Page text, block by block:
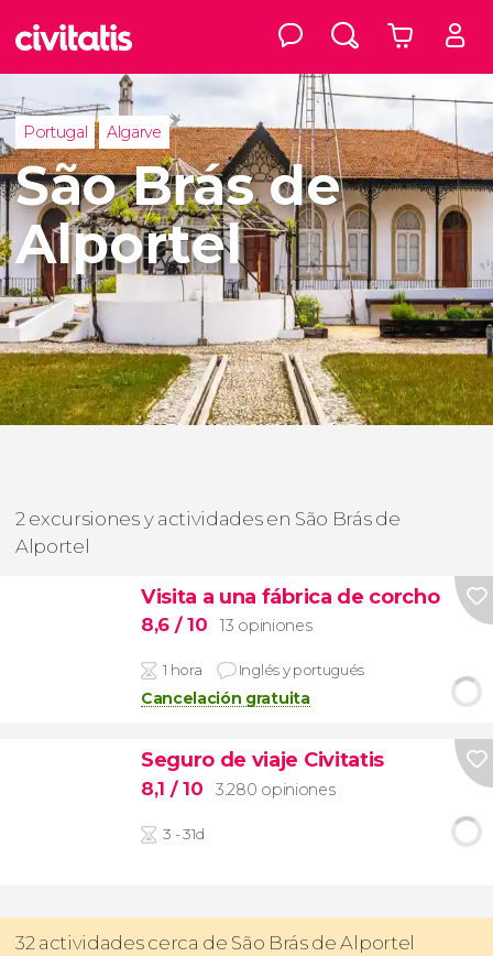
Portugal Algarve
São Brás de
Alportel
2 excursiones y actividades en São Brás de
Alportel
Visita a una fábrica de corcho
8,6 / 10 13 opiniones
1 hora Inglés y portugués
Cancelación gratuita
Seguro de viaje Civitatis
8,1 / 10 3.280 opiniones
3 - 31d
32 actividades cerca de São Brás de Alportel